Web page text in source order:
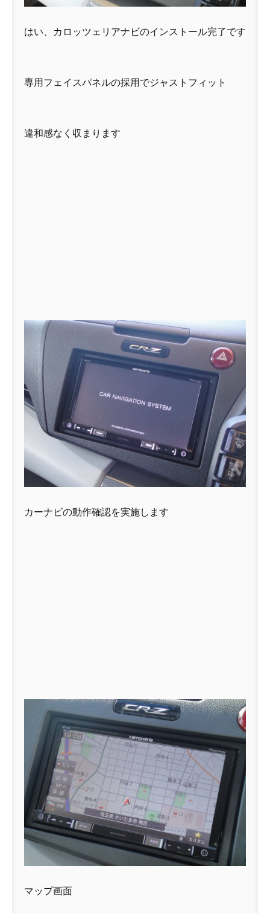
はい、カロッツェリアナビのインストール完了です
専用フェイスパネルの採用でジャストフィット
違和感なく収まります
カーナビの動作確認を実施します
マップ画面